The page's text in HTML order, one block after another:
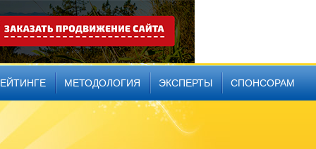
МЕТОДОЛОГИЯ ЭКСПЕРТЫ СПОНСОРАМ